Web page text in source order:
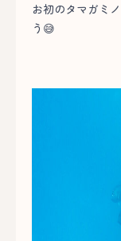
お初のタマガミ
う😅